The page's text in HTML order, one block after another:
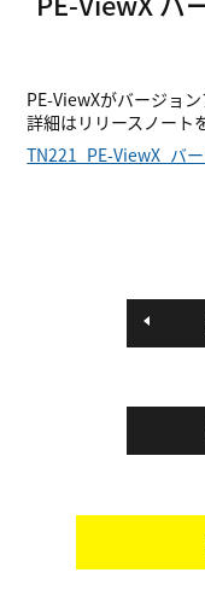
PE-ViewXがバージョン
詳細はリリースノート
TN221_PE-ViewX_バ